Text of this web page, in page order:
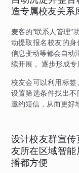
造专属校友关系
麦客的“联系人管理”
动提取报名校友的
信息变动等都会自动
续开展， 逐步形成专
校友会可以利用标
设置筛选条件找出
邀约短信，从而更好
设计校友群宣
友所在区域智
播都方便